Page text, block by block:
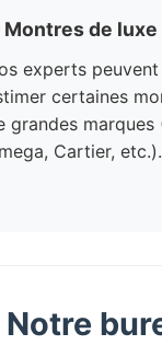
Montres de luxe
experts peuvent
certaines
grandes marques
Cartier, etc.).
Notre